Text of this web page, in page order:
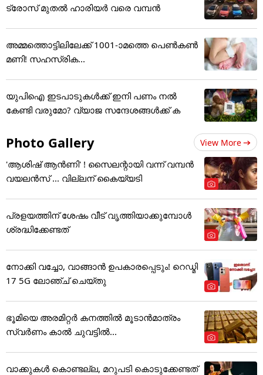
ട്രോസ് മുതൽ ഹാരിയർ വരെ വമ്പൻ
അമ്മത്തൊട്ടിലിലേക്ക് 1001-ാമത്തെ പെൺകൺ
മണി! സഹസ്രിക...
യുപിഐ ഇടപാടുകൾക്ക് ഇനി പണം നൽ
കേണ്ടി വരുമോ? വ്യാജ സന്ദേശങ്ങൾക്ക് ക
Photo Gallery View More
'ആശിഷ് ആൻണി' ! സൈലന്റായി വന്ന് വമ്പൻ
വയലൻസ് ... വില്ലന് കൈയ്യടി
പ്രളയത്തിന് ശേഷം വീട് വൃത്തിയാക്കുമ്പോൾ
ശ്രദ്ധിക്കേണ്ടത്
നോക്കി വച്ചോ, വാങ്ങാൻ ഉപകാരപ്പെടും! റെഡ്മി
17 5G ലോഞ്ച് ചെയ്തു
ഭൂമിയെ അരമിറ്റർ കനത്തിൽ മൂടാൻമാത്രം
സ്വർണം കാൽ ചുവട്ടിൽ...
വാക്കുകൾ കൊണ്ടല്ല, മറുപടി കൊടുക്കേണ്ടത്